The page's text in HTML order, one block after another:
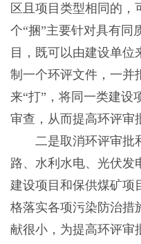
区且项目类型相同的，
个“捆”主要针对具有同
目，既可以由建设单位
制一个环评文件，一并
来“打”，将同一类建设
审查，从而提高环评审
二是取消环评审批
路、水利水电、光伏发
建设项目和保供煤矿项
格落实各项污染防治措
献很小，为提高环评审